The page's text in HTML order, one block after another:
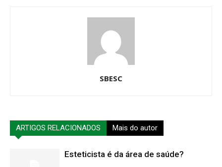
SBESC
ARTIGOS RELACIONADOS Mais do autor
Esteticista é da área de saúde?